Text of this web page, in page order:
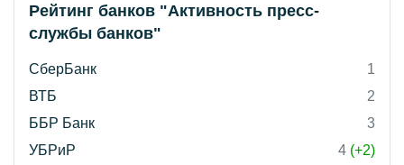
Рейтинг банков "Активность пресс-
службы банков"
СберБанк
1
ВТБ
2
ББР Банк
3
УБРиР
4 (+2)